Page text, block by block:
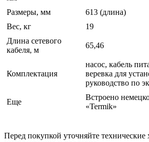
Размеры, мм
613 (длина)
Вес, кг
19
Длина сетевого
кабеля, м
65,46
Комплектация
насос, кабель
веревка для
руководство по
Еще
Встроено
«Termik»
Перед покупкой уточняйте технические